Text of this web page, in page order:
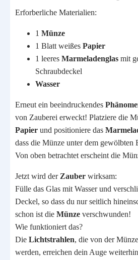
Erforberliche Materialien:
1 Münze
1 Blatt weißes Papier
1 leeres Marmeladenglas mit
Schraubdeckel
Wasser
Erneut ein beeindruckendes
von Zauberei erweckt! Platziere die
Papier und positioniere das
dass die Münze unter dem gewölbten
Von oben betrachtet erscheint die
Jetzt wird der Zauber wirksam:
Fülle das Glas mit Wasser und
Deckel, so dass du nur seitlich
schon ist die Münze verschwunden!
Wie funktioniert das?
Die Lichtstrahlen, die von der
werden, erreichen dein Auge